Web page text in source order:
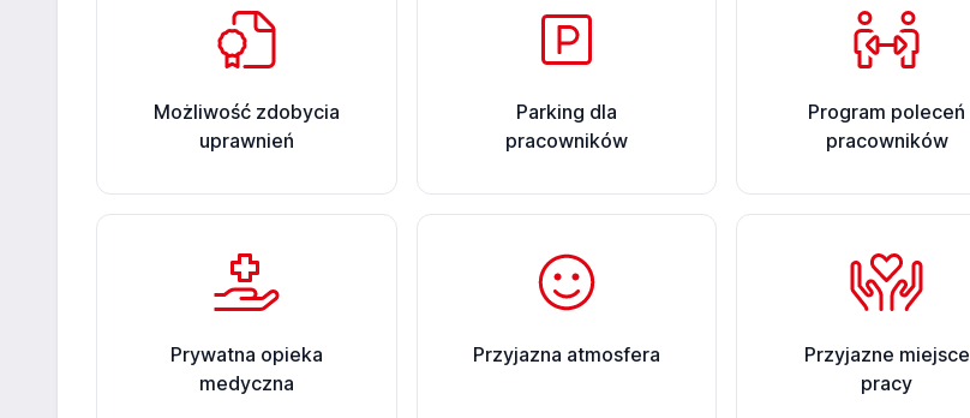
Możliwość zdobycia
uprawnień
Parking dla
pracowników
Program poleceń
pracowników
Prywatna opieka
medyczna
Przyjazna atmosfera
Przyjazne miejsce
pracy